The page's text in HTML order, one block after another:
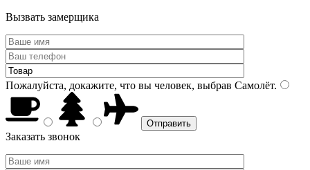
Вызвать замерщика
Пожалуйста, докажите, что вы человек, выбрав Самолёт.
Заказать звонок